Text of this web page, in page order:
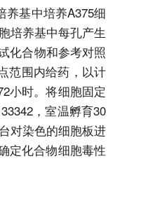
基中培养A375细
培养基中每孔产生
化合物和参考对照
范围内给药，以计
小时。将细胞固定
，室温孵育30
对染色的细胞板进
定化合物细胞毒性